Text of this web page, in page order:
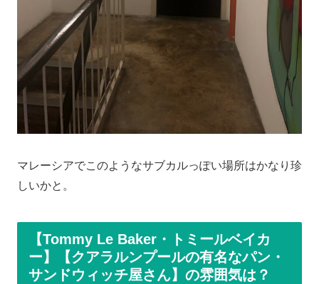
マレーシアでこのようなサブカルっぽい場所はかなり珍
しいかと。
【Tommy Le Baker・トミールベイカ
ー】【クアラルンプールの有名なパン・
サンドウィッチ屋さん】の雰囲気は？